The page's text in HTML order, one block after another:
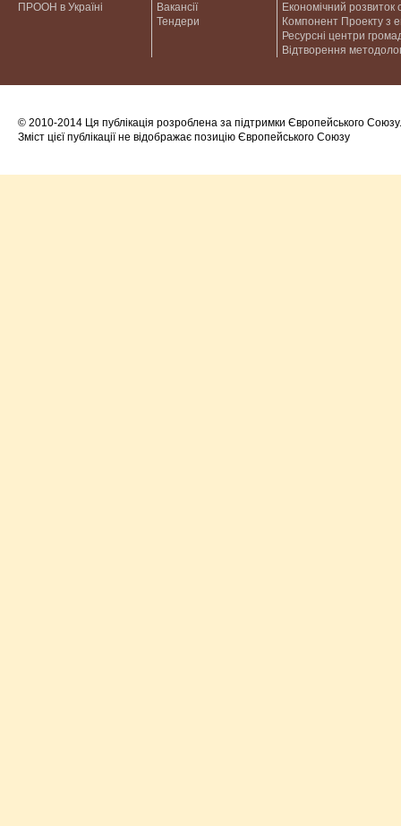
ПРООН в Україні
Вакансії
Тендери
Економічний розвиток
Компонент Проекту з
Ресурсні центри
Відтворення
© 2010-2014 Ця публікація розроблена за підтримки Європейського Союзу.
Зміст цієї публікації не відображає позицію Європейського Союзу